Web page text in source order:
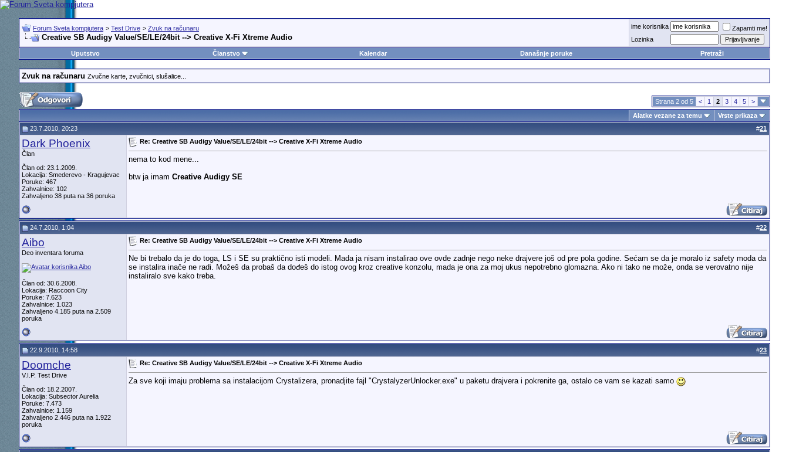
Forum Sveta kompjutera > Test Drive > Zvuk na računaru
Creative SB Audigy Value/SE/LE/24bit --> Creative X-Fi Xtreme Audio
ime korisnika
Zapamti me!
Lozinka
Uputstvo
Članstvo Kalendar Današnje poruke Pretraži
Zvuk na računaru Zvučne karte, zvučnici, slušalice...
Strana 2 od 5 < 1 2 3 4 5
>
Alatke vezane za temu
Vrste prikaza
23.7.2010, 20:23
#21
Dark Phoenix
Član
Član od: 23.1.2009.
Lokacija: Smederevo - Kragujevac
Poruke: 467
Zahvalnice: 102
Zahvaljeno 38 puta na 36 poruka
Re: Creative SB Audigy Value/SE/LE/24bit --> Creative X-Fi Xtreme Audio
nema to kod mene...
btw ja imam Creative Audigy SE
24.7.2010, 1:04 #22
Aibo
Deo inventara foruma
Član od: 30.6.2008.
Lokacija: Raccoon City
Poruke: 7.623
Zahvalnice: 1.023
Zahvaljeno 4.185 puta na 2.509
poruka
Re: Creative SB Audigy Value/SE/LE/24bit --> Creative X-Fi Xtreme Audio
Ne bi trebalo da je do toga, LS i SE su praktično isti modeli. Mada ja nisam instalirao ove ovde zadnje nego neke drajvere još od pre pola godine. Sećam se da je moralo iz safety moda da
se instalira inače ne radi. Možeš da probaš da dođeš do istog ovog kroz creative konzolu, mada je ona za moj ukus nepotrebno glomazna. Ako ni tako ne može, onda se verovatno nije
instaliralo sve kako treba.
22.9.2010, 14:58 #23
Doomche
V.I.P. Test Drive
Član od: 18.2.2007.
Lokacija: Subsector Aurelia
Poruke: 7.473
Zahvalnice: 1.159
Zahvaljeno 2.446 puta na 1.922
poruka
Re: Creative SB Audigy Value/SE/LE/24bit --> Creative X-Fi Xtreme Audio
Za sve koji imaju problema sa instalacijom Crystalizera, pronadjite fajl "CrystalyzerUnlocker.exe" u paketu drajvera i pokrenite ga, ostalo ce vam se kazati samo